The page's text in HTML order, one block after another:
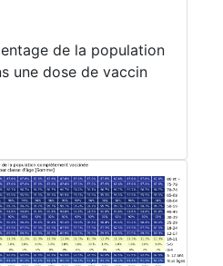
de la population
une dose de vaccin